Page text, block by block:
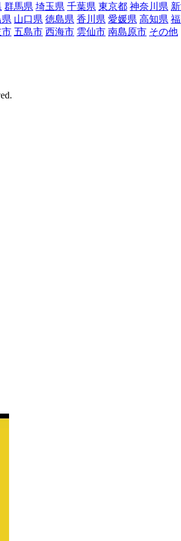
群馬県 埼玉県 千葉県 東京都 神奈川県
県 山口県 徳島県 香川県 愛媛県 高知県
市 五島市 西海市 雲仙市 南島原市 その他